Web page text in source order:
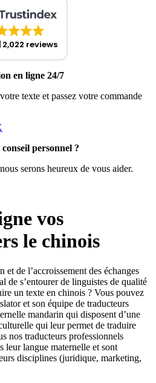
2,022 reviews
en ligne 24/7
texte et passez votre commande
personnel ?
serons heureux de vous aider.
vos
le chinois
de l’accroissement des échanges
de s’entourer de linguistes de qualité
un texte en chinois ? Vous pouvez
et son équipe de traducteurs
mandarin qui disposent d’une
qui leur permet de traduire
nos traducteurs professionnels
leur langue maternelle et sont
disciplines (juridique, marketing,